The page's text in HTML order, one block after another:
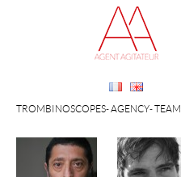
TROMBINOSCOPES AGENCY TEAM